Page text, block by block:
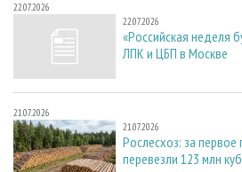
22.07.2026
22.07.2026
«Российская неделя
ЛПК и ЦБП в Москве
21.07.2026
21.07.2026
Рослесхоз: за
перевезли 123 млн